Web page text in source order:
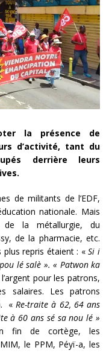
la présence de
d’activité, tant du
derrière leurs
de militants de l’EDF,
nationale. Mais
la métallurgie, du
de la pharmacie, etc.
plus repris étaient : «Si i
lé salè ». « Patwon ka
l’argent pour les patrons,
salaires. Les patrons
«Re-traite à 62, 64 ans
à 60 ans sé sa nou lé »
fin de cortège, les
le PPM, Péyï-a, les